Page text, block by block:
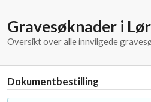
Gravesøknader i
Oversikt over alle innvilgede
Dokumentbestilling